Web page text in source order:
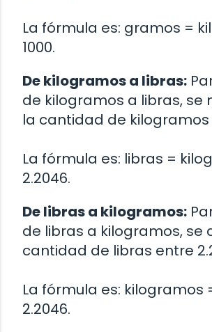
La fórmula es: gramos =
1000.
De kilogramos a libras:
de kilogramos a libras, se
la cantidad de kilogramos
La fórmula es: libras =
2.2046.
De libras a kilogramos:
de libras a kilogramos, se
cantidad de libras entre
La fórmula es: kilogramos
2.2046.